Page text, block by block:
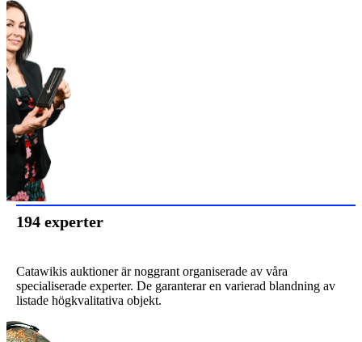
194 experter
Catawikis auktioner är noggrant organiserade av våra
specialiserade experter. De garanterar en varierad blandning av
listade högkvalitativa objekt.